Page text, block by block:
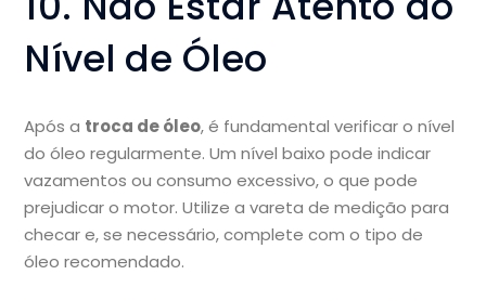
Nível de Óleo
Após a troca de óleo, é fundamental verificar o nível
do óleo regularmente. Um nível baixo pode indicar
vazamentos ou consumo excessivo, o que pode
prejudicar o motor. Utilize a vareta de medição para
checar e, se necessário, complete com o tipo de
óleo recomendado.